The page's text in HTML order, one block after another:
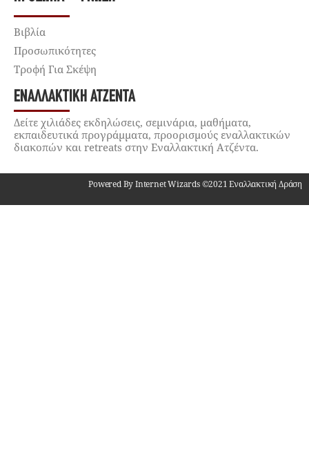
Βιβλία
Προσωπικότητες
Τροφή Για Σκέψη
ΕΝΑΛΛΑΚΤΙΚΉ ΑΤΖΈΝΤΑ
Δείτε χιλιάδες εκδηλώσεις, σεμινάρια, μαθήματα,
εκπαιδευτικά προγράμματα, προορισμούς εναλλακτικών
διακοπών και retreats στην Εναλλακτική Ατζέντα.
Powered By Internet Wizards ©2021 Εναλλακτική Δράση